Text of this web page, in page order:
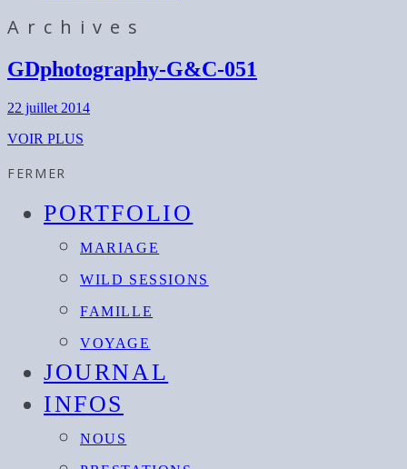
Archives
GDphotography-G&C-051
22 juillet 2014
VOIR PLUS
FERMER
PORTFOLIO
MARIAGE
WILD SESSIONS
FAMILLE
VOYAGE
JOURNAL
INFOS
NOUS